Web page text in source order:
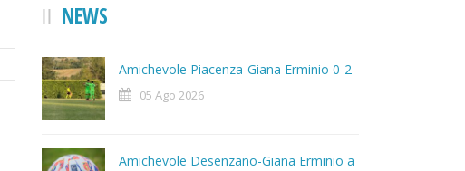
NEWS
Amichevole Piacenza-Giana Erminio 0-2
05 Ago 2026
Amichevole Desenzano-Giana Erminio a